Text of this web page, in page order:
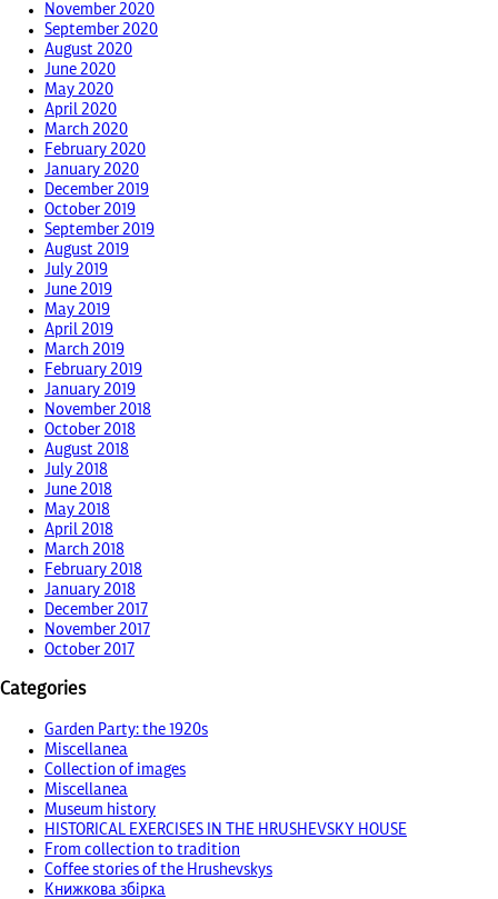
November 2020
September 2020
August 2020
June 2020
May 2020
April 2020
March 2020
February 2020
January 2020
December 2019
October 2019
September 2019
August 2019
July 2019
June 2019
May 2019
April 2019
March 2019
February 2019
January 2019
November 2018
October 2018
August 2018
July 2018
June 2018
May 2018
April 2018
March 2018
February 2018
January 2018
December 2017
November 2017
October 2017
Categories
Garden Party: the 1920s
Miscellanea
Collection of images
Miscellanea
Museum history
HISTORICAL EXERCISES IN THE HRUSHEVSKY HOUSE
From collection to tradition
Coffee stories of the Hrushevskys
Книжкова збірка